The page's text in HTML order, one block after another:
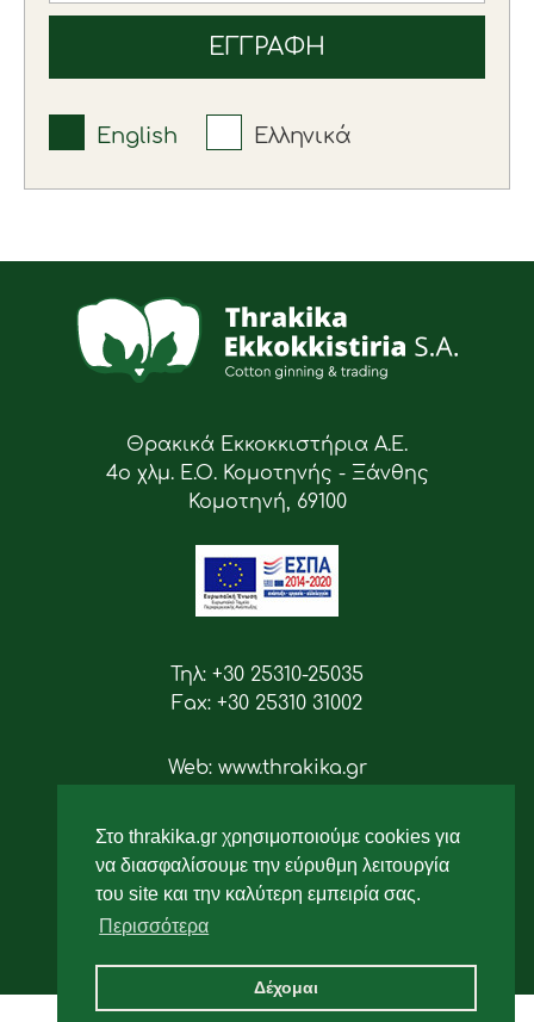
Στο thrakika.gr χρησιμοποιούμε cookies για
να διασφαλίσουμε την εύρυθμη λειτουργία
του site και την καλύτερη εμπειρία σας.
Περισσότερα
Δέχομαι
English Ελληνικά
Θρακικά Εκκοκκιστήρια Α.Ε.
4ο χλμ. Ε.Ο. Κομοτηνής - Ξάνθης
Κομοτηνή, 69100
Τηλ: +30 25310-25035
Fax: +30 25310 31002
Web: www.thrakika.gr
Ακολουθήστε μας